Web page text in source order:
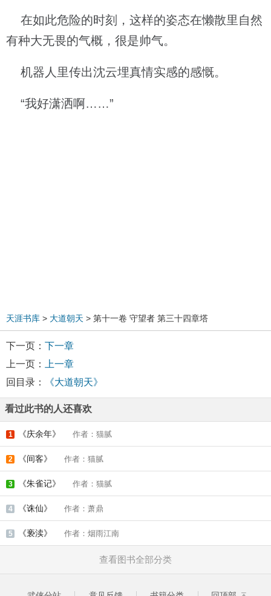
在如此危险的时刻，这样的姿态在懒散里自然
有种大无畏的气概，很是帅气。
机器人里传出沈云埋真情实感的感慨。
“我好潇洒啊……”
天涯书库 > 大道朝天 > 第十一卷 守望者 第三十四章塔
下一页： 下一章
上一页：
上一章
回目录：
《大道朝天》
看过此书的人还喜欢
1 《庆余年》 作者：猫腻
2 《间客》 作者：猫腻
3 《朱雀记》 作者：猫腻
4 《诛仙》 作者：萧鼎
5 《亵渎》 作者：烟雨江南
查看图书全部分类